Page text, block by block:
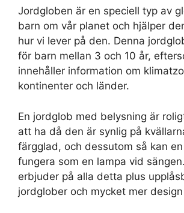
Jordgloben är en speciell typ av
barn om vår planet och hjälper
hur vi lever på den. Denna
för barn mellan 3 och 10 år,
innehåller information om
kontinenter och länder.
En jordglob med belysning är
att ha då den är synlig på
färgglad, och dessutom så kan
fungera som en lampa vid
erbjuder på alla detta plus
jordglober och mycket mer